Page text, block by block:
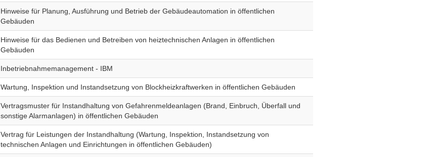
Hinweise für Planung, Ausführung und Betrieb der Gebäudeautomation in öffentlichen
Gebäuden
Hinweise für das Bedienen und Betreiben von heiztechnischen Anlagen in öffentlichen
Gebäuden
Inbetriebnahmemanagement - IBM
Wartung, Inspektion und Instandsetzung von Blockheizkraftwerken in öffentlichen Gebäuden
Vertragsmuster für Instandhaltung von Gefahrenmeldeanlagen (Brand, Einbruch, Überfall und
sonstige Alarmanlagen) in öffentlichen Gebäuden
Vertrag für Leistungen der Instandhaltung (Wartung, Inspektion, Instandsetzung von
technischen Anlagen und Einrichtungen in öffentlichen Gebäuden)